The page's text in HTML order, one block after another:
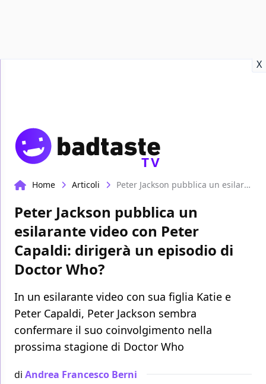
X
TV
Home Articoli Peter Jackson pubblica un esilarante video con Peter Capaldi: dirigerà un episodio di Doctor Who?
Peter Jackson pubblica un
esilarante video con Peter
Capaldi: dirigerà un episodio di
Doctor Who?
In un esilarante video con sua figlia Katie e
Peter Capaldi, Peter Jackson sembra
confermare il suo coinvolgimento nella
prossima stagione di Doctor Who
di Andrea Francesco Berni